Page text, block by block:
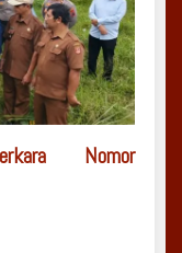
Nomor